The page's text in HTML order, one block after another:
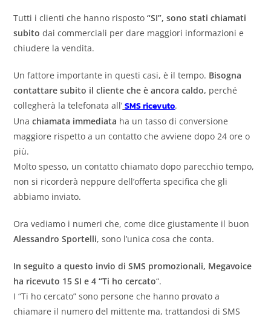
Tutti i clienti che hanno risposto “SI”, sono stati chiamati
subito dai commerciali per dare maggiori informazioni e
chiudere la vendita.
Un fattore importante in questi casi, è il tempo. Bisogna
contattare subito il cliente che è ancora caldo, perché
collegherà la telefonata all’ SMS ricevuto.
Unachiamata immediata ha un tasso di conversione
maggiore rispetto a un contatto che avviene dopo 24 ore o
più.
Molto spesso, un contatto chiamato dopo parecchio tempo,
non si ricorderà neppure dell’offerta specifica che gli
abbiamo inviato.
Ora vediamo i numeri che, come dice giustamente il buon
Alessandro Sportelli, sono l’unica cosa che conta.
In seguito a questo invio di SMS promozionali, Megavoice
ha ricevuto 15 SI e 4 “Ti ho cercato“.
I “Ti ho cercato” sono persone che hanno provato a
chiamare il numero del mittente ma, trattandosi di SMS